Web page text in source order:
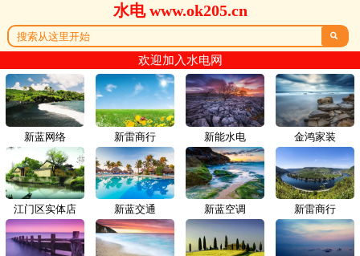
水电 www.ok205.cn

欢迎加入水电网
新蓝网络 新雷商行
江门区实体店 新蓝交通
新能水电 金鸿家装
新蓝空调 新雷商行